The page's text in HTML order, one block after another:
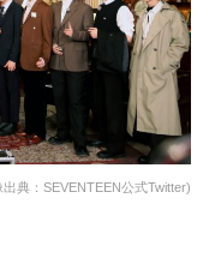
典：SEVENTEEN公式Twitter)